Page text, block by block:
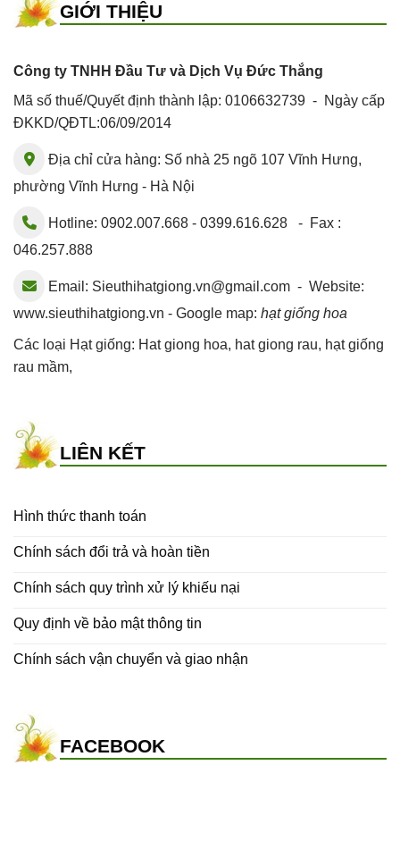
GIỚI THIỆU
Công ty TNHH Đầu Tư và Dịch Vụ Đức Thắng
Mã số thuế/Quyết định thành lập: 0106632739 - Ngày cấp
ĐKKD/QĐTL:06/09/2014
Địa chỉ cửa hàng: Số nhà 25 ngõ 107 Vĩnh Hưng,
phường Vĩnh Hưng - Hà Nội
Hotline: 0902.007.668 - 0399.616.628 - Fax :
046.257.888
Email: Sieuthihatgiong.vn@gmail.com - Website:
www.sieuthihatgiong.vn - Google map: hạt giống hoa
Các loại Hạt giống: Hat giong hoa, hat giong rau, hạt giống
rau mầm,
LIÊN KẾT
Hình thức thanh toán
Chính sách đổi trả và hoàn tiền
Chính sách quy trình xử lý khiếu nại
Quy định về bảo mật thông tin
Chính sách vận chuyển và giao nhận
FACEBOOK